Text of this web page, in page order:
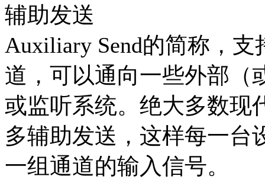
辅助发送
Auxiliary Send的简称，
道，可以通向一些外部（
或监听系统。绝大多数现
多辅助发送，这样每一台
一组通道的输入信号。